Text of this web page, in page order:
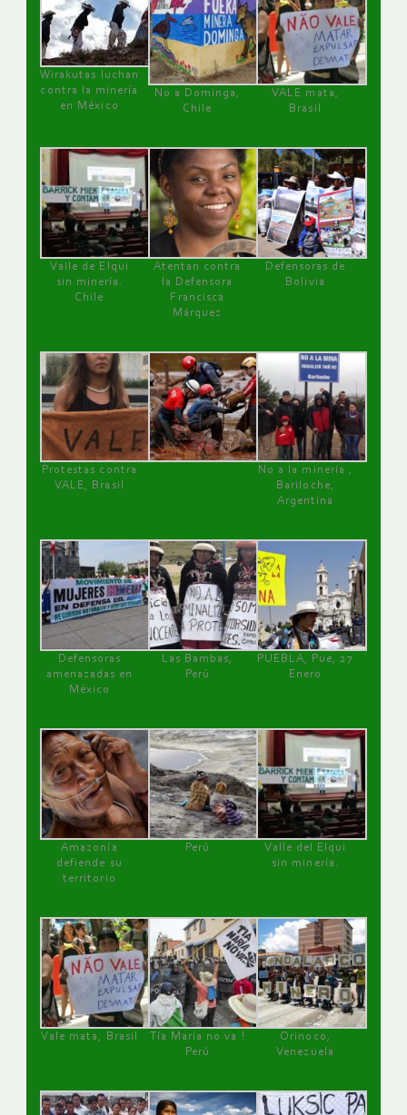
Wirakutas luchan
contra la minería
en México
No a Dominga,
Chile
VALE mata,
Brasil
Valle de Elqui
sin minería.
Chile
Atentan contra
la Defensora
Francisca
Márquez
Defensoras de
Bolivia
Protestas contra
VALE, Brasil
No a la minería ,
Bariloche,
Argentina
Defensoras
amenazadas en
México
Las Bambas,
Perú
PUEBLA, Pue, 27
Enero
Amazonía
defiende su
territorio
Perú
Valle del Elqui
sin minería.
Vale mata, Brasil
Tía María no va !
Perú
Orinoco,
Venezuela